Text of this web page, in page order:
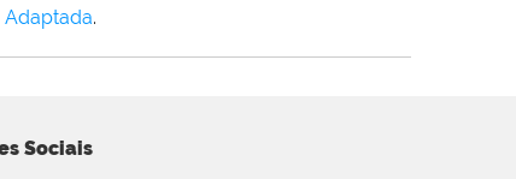
.
Sociais